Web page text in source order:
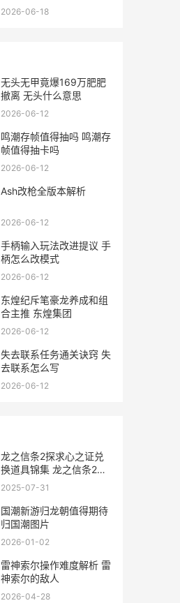
内容
2026-06-18
无头无甲竟爆169万肥肥
撤离 无头什么意思
2026-06-12
鸣潮存帧值得抽吗 鸣潮存
帧值得抽卡吗
2026-06-12
Ash改枪全版本解析
2026-06-12
手柄输入玩法改进提议 手
柄怎么改模式
2026-06-12
东煌纪斥笔豪龙养成和组
合主推 东煌集团
2026-06-12
失去联系任务通关诀窍 失
去联系怎么写
2026-06-12
龙之信条2探求心之证兑
换道具锦集 龙之信条2探
求者之心位置
2025-07-31
国潮新游归龙朝值得期待
归国潮图片
2026-01-02
雷神索尔操作难度解析 雷
神索尔的敌人
2026-04-28